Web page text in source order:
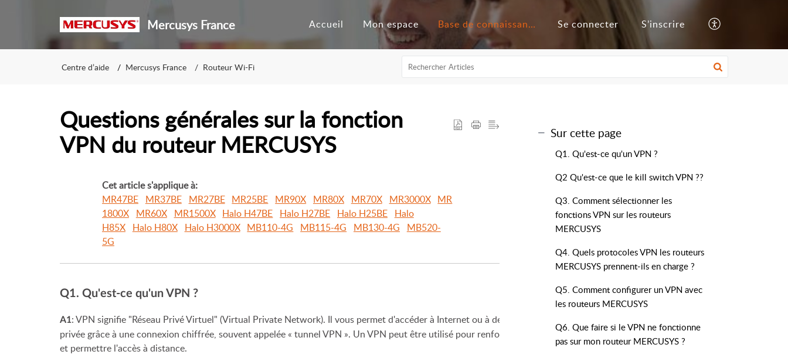
Mercusys France Accueil Mon espace Base de connaissances Se connecter S’inscrire
Centre d’aide Mercusys France Routeur Wi-Fi
Questions générales sur la fonction
VPN du routeur MERCUSYS
Cet article s'applique à:
MR47BE MR37BE MR27BE MR25BE MR90X MR80X MR70X MR3000X MR
1800X MR60X MR1500X Halo H47BE Halo H27BE Halo H25BE Halo
H85X Halo H80X Halo H3000X MB110-4G MB115-4G MB130-4G
MB520-
5G
Q1. Qu'est-ce qu'un VPN ?
A1: VPN signifie "Réseau Privé Virtuel" (Virtual Private Network). Il vous permet d'accéder à Internet ou à des réseaux distants de manière sécurisée et
privée grâce à une connexion chiffrée, souvent appelée « tunnel VPN ». Un VPN peut être utilisé pour renforcer la sécurité, protéger la confidentialité
et permettre l'accès à distance.
Sur cette page
Q1. Qu'est-ce qu'un VPN ?
Q2 Qu'est-ce que le kill switch VPN ??
Q3. Comment sélectionner les
fonctions VPN sur les routeurs
MERCUSYS
Q4. Quels protocoles VPN les routeurs
MERCUSYS prennent-ils en charge ?
Q5. Comment configurer un VPN avec
les routeurs MERCUSYS
Q6. Que faire si le VPN ne fonctionne
pas sur mon routeur MERCUSYS ?